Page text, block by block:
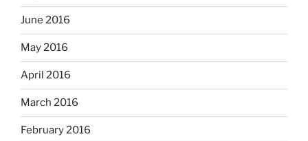
June 2016
May 2016
April 2016
March 2016
February 2016